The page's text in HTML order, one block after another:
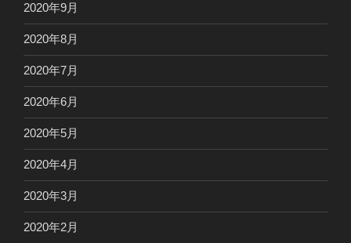
2020年9月
2020年8月
2020年7月
2020年6月
2020年5月
2020年4月
2020年3月
2020年2月